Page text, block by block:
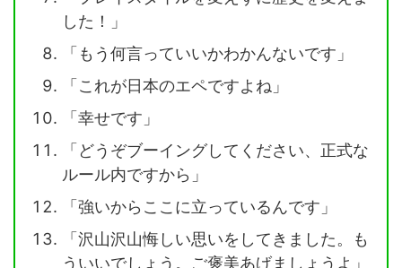
した！」
「もう何言っていいかわかんないです」
「これが日本のエペですよね」
「幸せです」
「どうぞブーイングしてください、正式な
ルール内ですから」
「強いからここに立っているんです」
「沢山沢山悔しい思いをしてきました。も
ういいでしょう。ご褒美あげましょうよ」